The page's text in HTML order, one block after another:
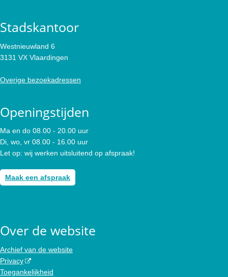
Stadskantoor
Westnieuwland 6
3131 VX Vlaardingen
Overige bezoekadressen
Openingstijden
Ma en do 08.00 - 20.00 uur
Di, wo, vr 08.00 - 16.00 uur
Let op: wij werken uitsluitend op afspraak!
Maak een afspraak
Over de website
Archief van de website
Privacy
Toegankelijkheid